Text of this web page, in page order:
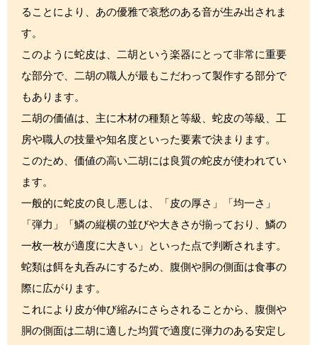
ることにより、あの優雅で哀愁のある音が生み出されま
す。
このように蛇皮は、二胡という楽器にとって非常に重要
な部分で、二胡の職人が最もこだわって製作する部分で
もあります。
二胡の価値は、主に木材の種類と等級、蛇皮の等級、工
房や職人の技量や知名度といった要素で決まります。
このため、価値の高い二胡には良質の蛇皮が使われてい
ます。
一般的に蛇皮の良し悪しは、「皮の厚さ」「均一さ」
「弾力」「鱗の縦横の並びや大きさが揃っており、鱗の
一枚一枚が適度に大きい」といった点で判断されます。
蛇類は餌を丸呑みにするため、腹側や胴の側面は食事の
際に広がります。
これにより皮が伸び縮みにさらされることから、腹側や
胴の側面は二胡に適した均質で適度に弾力のある安定し